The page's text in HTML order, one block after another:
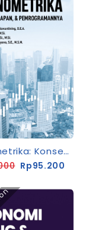
Ekonometrika: Konsep, Terapan, Dan Pemrogramannya
Rp95.200